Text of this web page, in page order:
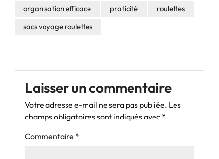
organisation efficace
praticité
roulettes
sacs voyage roulettes
Laisser un commentaire
Votre adresse e-mail ne sera pas publiée. Les
champs obligatoires sont indiqués avec *
Commentaire *